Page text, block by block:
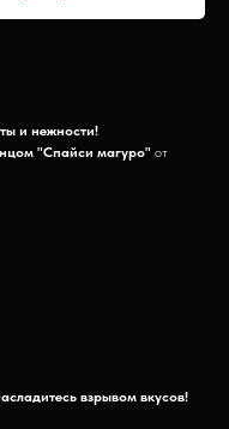
и нежности!
"Спайси магуро" от
взрывом вкусов!